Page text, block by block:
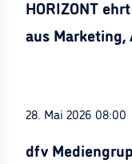
HORIZONT
aus
28. Mai 2026 08:00
dfv